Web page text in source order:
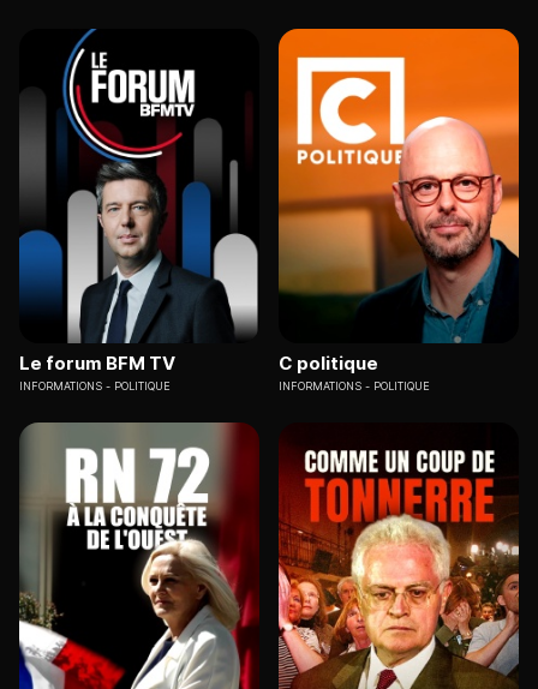
Le forum BFM TV
INFORMATIONS POLITIQUE
C politique
INFORMATIONS POLITIQUE